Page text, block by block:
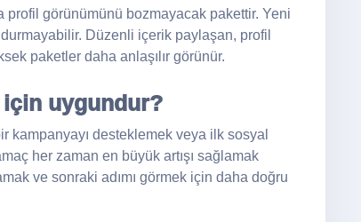
profil görünümünü bozmayacak pakettir. Yeni
Düzenli içerik paylaşan, profil
paketler daha anlaşılır görünür.
uygundur?
desteklemek veya ilk sosyal
her zaman en büyük artışı sağlamak
ve sonraki adımı görmek için daha doğru